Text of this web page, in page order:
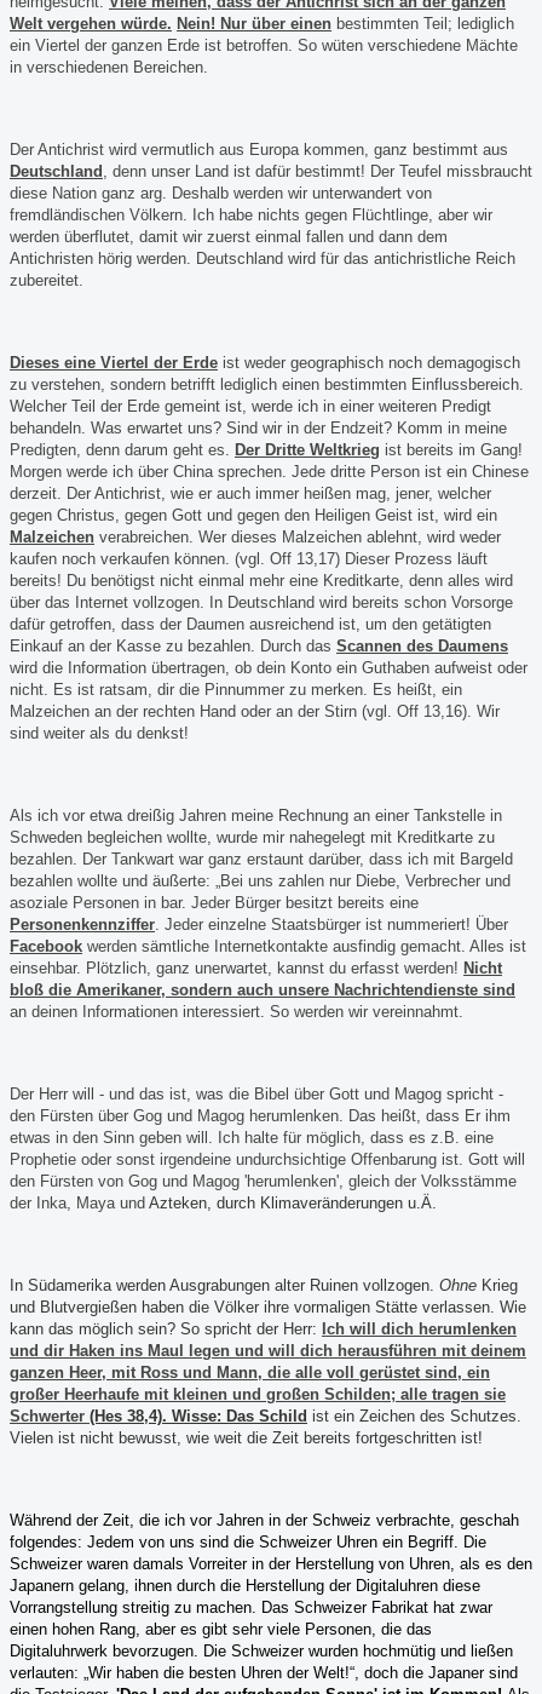
Welt vergehen würde. Nein! Nur über einen bestimmten Teil; lediglich
ein Viertel der ganzen Erde ist betroffen. So wüten verschiedene Mächte
in verschiedenen Bereichen.
Der Antichrist wird vermutlich aus Europa kommen, ganz bestimmt aus
Deutschland
, denn unser Land ist dafür bestimmt! Der Teufel missbraucht
diese Nation ganz arg. Deshalb werden wir unterwandert von
fremdländischen Völkern. Ich habe nichts gegen Flüchtlinge, aber wir
werden überflutet, damit wir zuerst einmal fallen und dann dem
Antichristen hörig werden. Deutschland wird für das antichristliche Reich
zubereitet.
Dieses eine Viertel der Erde ist weder geographisch noch demagogisch
zu verstehen, sondern betrifft lediglich einen bestimmten Einflussbereich.
Welcher Teil der Erde gemeint ist, werde ich in einer weiteren Predigt
behandeln. Was erwartet uns? Sind wir in der Endzeit? Komm in meine
Predigten, denn darum geht es.
Der Dritte Weltkrieg ist bereits im Gang!
Morgen werde ich über China sprechen. Jede dritte Person ist ein Chinese
derzeit. Der Antichrist, wie er auch immer heißen mag, jener, welcher
gegen Christus, gegen Gott und gegen den Heiligen Geist ist, wird ein
Malzeichen verabreichen. Wer dieses Malzeichen ablehnt, wird weder
kaufen noch verkaufen können. (vgl. Off 13,17) Dieser Prozess läuft
bereits! Du benötigst nicht einmal mehr eine Kreditkarte, denn alles wird
über das Internet vollzogen. In Deutschland wird bereits schon Vorsorge
dafür getroffen, dass der Daumen ausreichend ist, um den getätigten
Einkauf an der Kasse zu bezahlen. Durch das Scannen des Daumens
wird die Information übertragen, ob dein Konto ein Guthaben aufweist oder
nicht. Es ist ratsam, dir die Pinnummer zu merken. Es heißt, ein
Malzeichen an der rechten Hand oder an der Stirn (vgl. Off 13,16). Wir
sind weiter als du denkst!
Als ich vor etwa dreißig Jahren meine Rechnung an einer Tankstelle in
Schweden begleichen wollte, wurde mir nahegelegt mit Kreditkarte zu
bezahlen. Der Tankwart war ganz erstaunt darüber, dass ich mit Bargeld
bezahlen wollte und äußerte: „Bei uns zahlen nur Diebe, Verbrecher und
asoziale Personen in bar. Jeder Bürger besitzt bereits eine
Personenkennziffer . Jeder einzelne Staatsbürger ist nummeriert! Über
Facebook werden sämtliche Internetkontakte ausfindig gemacht. Alles ist
einsehbar. Plötzlich, ganz unerwartet, kannst du erfasst werden! Nicht
bloß die Amerikaner, sondern auch unsere Nachrichtendienste sind
an deinen Informationen interessiert. So werden wir vereinnahmt.
Der Herr will - und das ist, was die Bibel über Gott und Magog spricht -
den Fürsten über Gog und Magog herumlenken. Das heißt, dass Er ihm
etwas in den Sinn geben will. Ich halte für möglich, dass es z.B. eine
Prophetie oder sonst irgendeine undurchsichtige Offenbarung ist. Gott will
den Fürsten von Gog und Magog 'herumlenken', gleich der Volksstämme
der Inka, Maya und Azteken, durch Klimaveränderungen u.Ä.
In Südamerika werden Ausgrabungen alter Ruinen vollzogen. Ohne Krieg
und Blutvergießen haben die Völker ihre vormaligen Stätte verlassen. Wie
kann das möglich sein? So spricht der Herr: Ich will dich herumlenken
und dir Haken ins Maul legen und will dich herausführen mit deinem
ganzen Heer, mit Ross und Mann, die alle voll gerüstet sind, ein
großer Heerhaufe mit kleinen und großen Schilden; alle tragen sie
Schwerter (Hes 38,4). Wisse: Das Schild ist ein Zeichen des Schutzes.
Vielen ist nicht bewusst, wie weit die Zeit bereits fortgeschritten ist!
Während der Zeit, die ich vor Jahren in der Schweiz verbrachte, geschah
folgendes: Jedem von uns sind die Schweizer Uhren ein Begriff. Die
Schweizer waren damals Vorreiter in der Herstellung von Uhren, als es den
Japanern gelang, ihnen durch die Herstellung der Digitaluhren diese
Vorrangstellung streitig zu machen. Das Schweizer Fabrikat hat zwar
einen hohen Rang, aber es gibt sehr viele Personen, die das
Digitaluhrwerk bevorzugen. Die Schweizer wurden hochmütig und ließen
verlauten: „Wir haben die besten Uhren der Welt!“, doch die Japaner sind